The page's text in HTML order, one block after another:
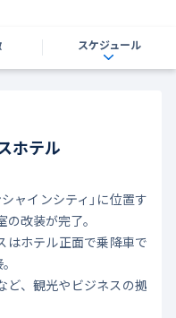
スケジュール
ホテル
ャインシティ」に位置す
改装が完了。
はホテル正面で乗降車で
ど、観光やビジネスの拠